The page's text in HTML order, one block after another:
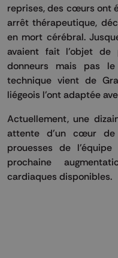
reprises, des cœurs ont
arrêt thérapeutique,
en mort cérébral.
avaient fait l'objet de
donneurs mais pas
technique vient de
liégeois l'ont adaptée
Actuellement, une
attente d'un cœur de
prouesses de l'équipe
prochaine
cardiaques disponibles.